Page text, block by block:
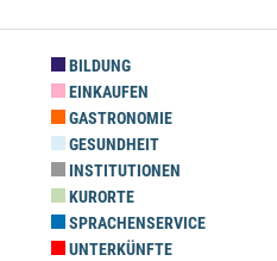
BILDUNG
EINKAUFEN
GASTRONOMIE
GESUNDHEIT
INSTITUTIONEN
KURORTE
SPRACHENSERVICE
UNTERKÜNFTE